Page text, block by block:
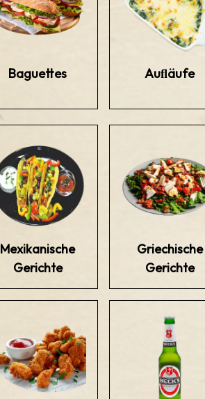
Baguettes Auﬂäufe
Mexikanische
Gerichte
Griechische
Gerichte